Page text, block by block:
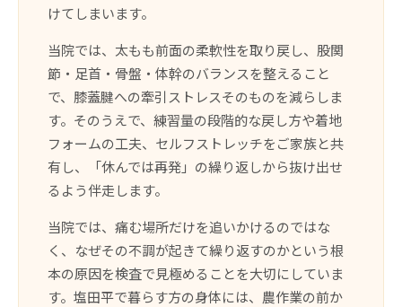
けてしまいます。
当院では、太もも前面の柔軟性を取り戻し、股関
節・足首・骨盤・体幹のバランスを整えること
で、膝蓋腱への牽引ストレスそのものを減らしま
す。そのうえで、練習量の段階的な戻し方や着地
フォームの工夫、セルフストレッチをご家族と共
有し、「休んでは再発」の繰り返しから抜け出せ
るよう伴走します。
当院では、痛む場所だけを追いかけるのではな
く、なぜその不調が起きて繰り返すのかという根
本の原因を検査で見極めることを大切にしていま
す。塩田平で暮らす方の身体には、農作業の前か